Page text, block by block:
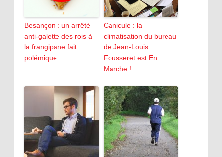
Besançon : un arrêté
anti-galette des rois à
la frangipane fait
polémique
Canicule : la
climatisation du bureau
de Jean-Louis
Fousseret est En
Marche !